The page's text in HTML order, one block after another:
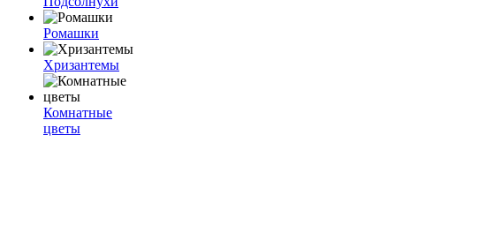
Ромашки
Хризантемы
Комнатные
цветы